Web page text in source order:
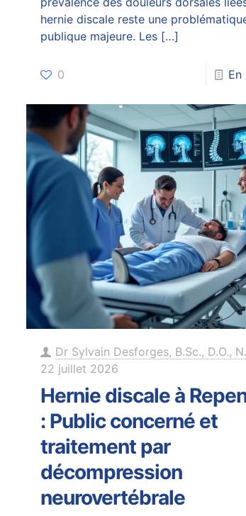
hernie discale reste une
publique majeure. Les[…]
0 En
Dr Sylvain Desforges, B.Sc., D.O.,
22 juillet 2026
Hernie discale à
: Public concerné et
traitement par
décompression
neurovertébrale